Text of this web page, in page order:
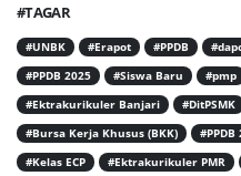
#TAGAR
#UNBK #Erapot #PPDB
#PPDB 2025
#Siswa Baru #pmp
#Ektrakurikuler Banjari
#DitPSMK
#Bursa Kerja Khusus (BKK)
#PPDB
#Kelas ECP
#Ektrakurikuler PMR